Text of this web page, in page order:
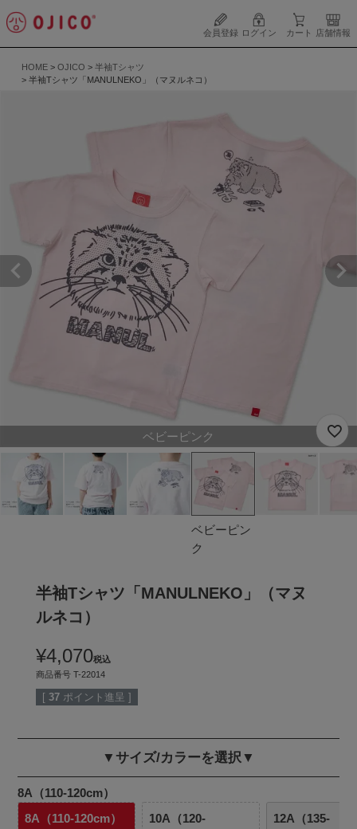
会員登録 ログイン カート 店舗情報
HOME OJICO
半袖Tシャツ
半袖Tシャツ「MANULNEKO」（マヌルネコ）
ベビーピンク
ベビーピン
ク
半袖Tシャツ「MANULNEKO」（マヌ
ルネコ）
¥4,070税込
商品番号 T-22014
[ 37 ポイント進呈 ]
▼サイズ/カラーを選択▼
8A（110-120cm）
8A（110-120cm）
10A（120-
12A（135-